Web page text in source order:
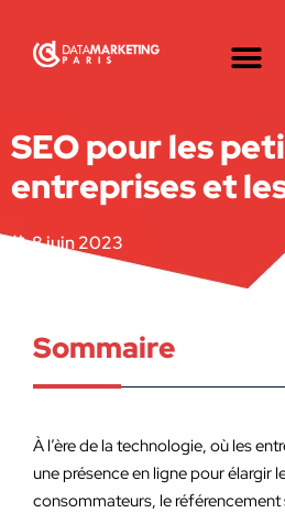
SEO pour les
entreprises et
8 juin 2023
Sommaire
À l’ère de la technologie, où les
une présence en ligne pour élargir
consommateurs, le référencement